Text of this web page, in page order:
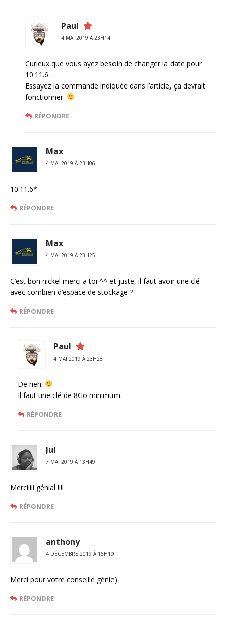
Paul
4 MAI 2019 À 23H14
Curieux que vous ayez besoin de changer la date pour
10.11.6…
Essayez la commande indiquée dans l’article, ça devrait
fonctionner.
RÉPONDRE
Max
4 MAI 2019 À 23H06
10.11.6*
RÉPONDRE
Max
4 MAI 2019 À 23H25
C’est bon nickel merci a toi ^^ et juste, il faut avoir une clé
avec combien d’espace de stockage ?
RÉPONDRE
Paul
4 MAI 2019 À 23H28
De rien.
Il faut une clé de 8Go minimum.
RÉPONDRE
Jul
7 MAI 2019 À 13H49
Merciiiii génial !!!!
RÉPONDRE
anthony
4 DÉCEMBRE 2019 À 16H19
Merci pour votre conseille génie)
RÉPONDRE